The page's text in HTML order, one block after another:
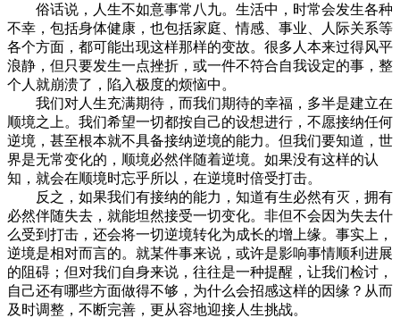
俗话说，人生不如意事常八九。生活中，时常会发生各种
不幸，包括身体健康，也包括家庭、情感、事业、人际关系等
各个方面，都可能出现这样那样的变故。很多人本来过得风平
浪静，但只要发生一点挫折，或一件不符合自我设定的事，整
个人就崩溃了，陷入极度的烦恼中。
我们对人生充满期待，而我们期待的幸福，多半是建立在
顺境之上。我们希望一切都按自己的设想进行，不愿接纳任何
逆境，甚至根本就不具备接纳逆境的能力。但我们要知道，世
界是无常变化的，顺境必然伴随着逆境。如果没有这样的认
知，就会在顺境时忘乎所以，在逆境时倍受打击。
反之，如果我们有接纳的能力，知道有生必然有灭，拥有
必然伴随失去，就能坦然接受一切变化。非但不会因为失去什
么受到打击，还会将一切逆境转化为成长的增上缘。事实上，
逆境是相对而言的。就某件事来说，或许是影响事情顺利进展
的阻碍；但对我们自身来说，往往是一种提醒，让我们检讨，
自己还有哪些方面做得不够，为什么会招感这样的因缘？从而
及时调整，不断完善，更从容地迎接人生挑战。